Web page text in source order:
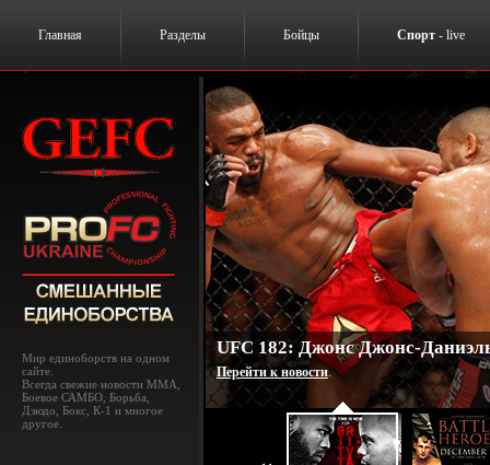
Главная Разделы Бойцы Спорт - live
Мир единоборств на одном
сайте.
Всегда свежие новости MMA,
Боевое САМБО, Борьба,
Дзюдо, Бокс, К-1 и многое
другое.
UFC 182: Джонс Джонс-
Перейти к новости.